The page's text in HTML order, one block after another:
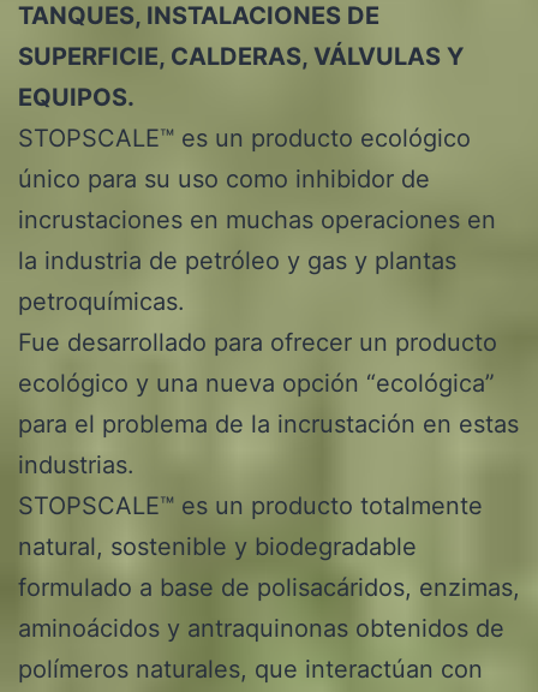
TANQUES, INSTALACIONES DE
SUPERFICIE, CALDERAS, VÁLVULAS Y
EQUIPOS.
STOPSCALE™ es un producto ecológico
único para su uso como inhibidor de
incrustaciones en muchas operaciones en
la industria de petróleo y gas y plantas
petroquímicas.
Fue desarrollado para ofrecer un producto
ecológico y una nueva opción “ecológica”
para el problema de la incrustación en estas
industrias.
STOPSCALE™ es un producto totalmente
natural, sostenible y biodegradable
formulado a base de polisacáridos, enzimas,
aminoácidos y antraquinonas obtenidos de
polímeros naturales, que interactúan con